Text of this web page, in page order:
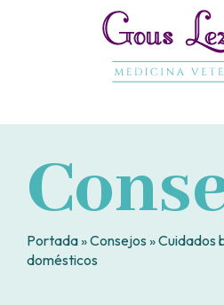
Portada»Consejos »Cuidados
domésticos